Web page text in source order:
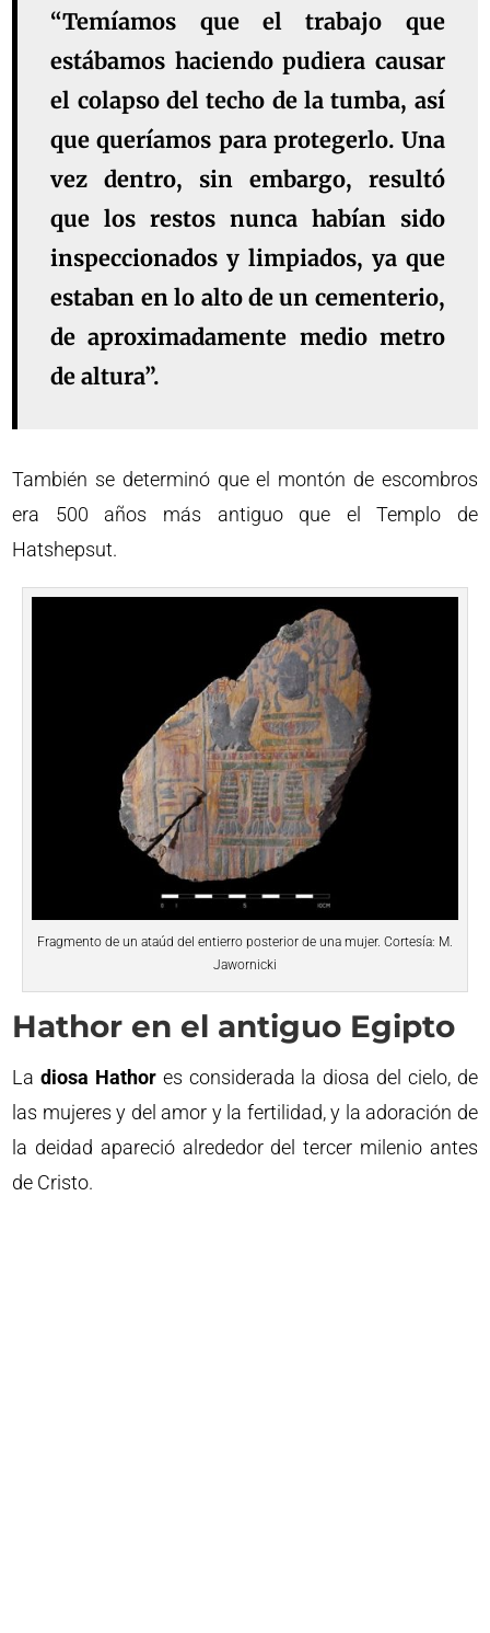
“Temíamos que el trabajo que
estábamos haciendo pudiera causar
el colapso del techo de la tumba, así
que queríamos para protegerlo. Una
vez dentro, sin embargo, resultó
que los restos nunca habían sido
inspeccionados y limpiados, ya que
estaban en lo alto de un cementerio,
de aproximadamente medio metro
de altura”.
También se determinó que el montón de escombros
era 500 años más antiguo que el Templo de
Hatshepsut.
Fragmento de un ataúd del entierro posterior de una mujer. Cortesía: M.
Jawornicki
Hathor en el antiguo Egipto
Ladiosa Hathores considerada la diosa del cielo, de
las mujeres y del amor y la fertilidad, y la adoración de
la deidad apareció alrededor del tercer milenio antes
de Cristo.